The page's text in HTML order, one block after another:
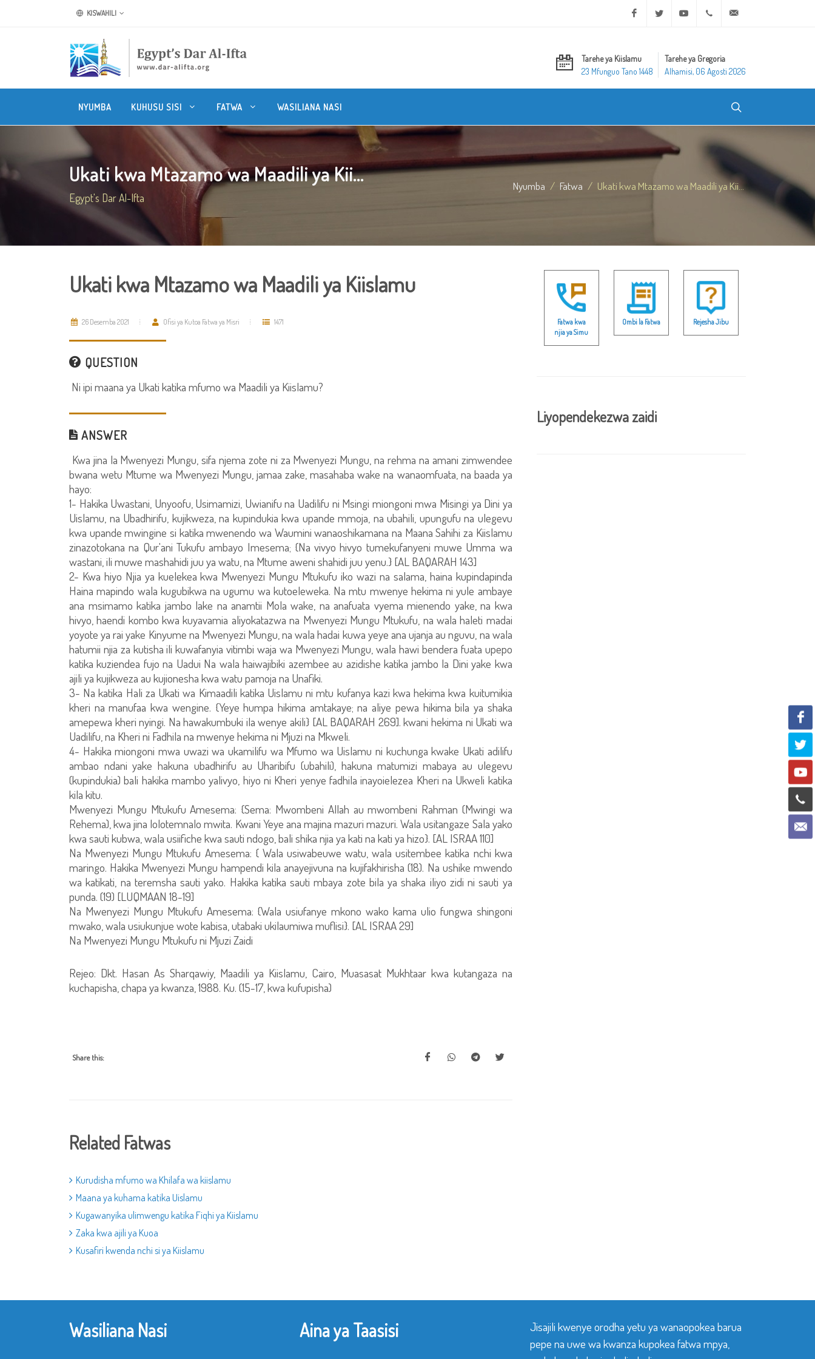
KISWAHILI Facebook Twitter Youtube +20 2 25970400
Tarehe ya Kiislamu
23 Mfunguo Tano 1448
Tarehe ya Gregoria
Alhamisi, 06 Agosti 2026
NYUMBA KUHUSU SISI FATWA WASILIANA NASI
Ukati kwa Mtazamo wa Maadili ya Kii...
Egypt's Dar Al-Ifta
Nyumba Fatwa Ukati kwa Mtazamo wa Maadili ya Kii...
Ukati kwa Mtazamo wa Maadili ya Kiislamu
26 Desemba 2021 Ofisi ya Kutoa Fatwa ya Misri 1471
QUESTION
Ni ipi maana ya Ukati katika mfumo wa Maadili ya Kiislamu?
ANSWER
Kwa jina la Mwenyezi Mungu, sifa njema zote ni za Mwenyezi Mungu, na rehma na amani zimwendee
bwana wetu Mtume wa Mwenyezi Mungu, jamaa zake, masahaba wake na wanaomfuata, na baada ya
hayo:
1- Hakika Uwastani, Unyoofu, Usimamizi, Uwianifu na Uadilifu ni Msingi miongoni mwa Misingi ya Dini ya
Uislamu, na Ubadhirifu, kujikweza, na kupindukia kwa upande mmoja, na ubahili, upungufu na ulegevu
kwa upande mwingine si katika mwenendo wa Waumini wanaoshikamana na Maana Sahihi za Kiislamu
zinazotokana na Qur'ani Tukufu ambayo Imesema; {Na vivyo hivyo tumekufanyeni muwe Umma wa
wastani, ili muwe mashahidi juu ya watu, na Mtume aweni shahidi juu yenu.} [AL BAQARAH 143]
2- Kwa hiyo Njia ya kuelekea kwa Mwenyezi Mungu Mtukufu iko wazi na salama, haina kupindapinda
Haina mapindo wala kugubikwa na ugumu wa kutoeleweka. Na mtu mwenye hekima ni yule ambaye
ana msimamo katika jambo lake na anamtii Mola wake, na anafuata vyema mienendo yake, na kwa
hivyo, haendi kombo kwa kuyavamia aliyokatazwa na Mwenyezi Mungu Mtukufu, na wala haleti madai
yoyote ya rai yake Kinyume na Mwenyezi Mungu, na wala hadai kuwa yeye ana ujanja au nguvu, na wala
hatumii njia za kutisha ili kuwafanyia vitimbi waja wa Mwenyezi Mungu, wala hawi bendera fuata upepo
katika kuziendea fujo na Uadui Na wala haiwajibiki azembee au azidishe katika jambo la Dini yake kwa
ajili ya kujikweza au kujionesha kwa watu pamoja na Unafiki.
3- Na katika Hali za Ukati wa Kimaadili katika Uislamu ni mtu kufanya kazi kwa hekima kwa kuitumikia
kheri na manufaa kwa wengine. {Yeye humpa hikima amtakaye; na aliye pewa hikima bila ya shaka
amepewa kheri nyingi. Na hawakumbuki ila wenye akili} [AL BAQARAH 269]. kwani hekima ni Ukati wa
Uadilifu, na Kheri ni Fadhila na mwenye hekima ni Mjuzi na Mkweli.
4- Hakika miongoni mwa uwazi wa ukamilifu wa Mfumo wa Uislamu ni kuchunga kwake Ukati adilifu
ambao ndani yake hakuna ubadhirifu au Uharibifu (ubahili), hakuna matumizi mabaya au ulegevu
(kupindukia) bali hakika mambo yalivyo, hiyo ni Kheri yenye fadhila inayoielezea Kheri na Ukweli katika
kila kitu.
Mwenyezi Mungu Mtukufu Amesema: {Sema: Mwombeni Allah au mwombeni Rahman (Mwingi wa
Rehema), kwa jina lolotemnalo mwita. Kwani Yeye ana majina mazuri mazuri. Wala usitangaze Sala yako
kwa sauti kubwa, wala usiifiche kwa sauti ndogo, bali shika njia ya kati na kati ya hizo}. [AL ISRAA 110]
Na Mwenyezi Mungu Mtukufu Amesema: { Wala usiwabeuwe watu, wala usitembee katika nchi kwa
maringo. Hakika Mwenyezi Mungu hampendi kila anayejivuna na kujifakhirisha (18). Na ushike mwendo
wa katikati, na teremsha sauti yako. Hakika katika sauti mbaya zote bila ya shaka iliyo zidi ni sauti ya
punda. (19) [LUQMAAN 18-19]
Na Mwenyezi Mungu Mtukufu Amesema: {Wala usiufanye mkono wako kama ulio fungwa shingoni
mwako, wala usiukunjue wote kabisa, utabaki ukilaumiwa muflisi}. [AL ISRAA 29]
Na Mwenyezi Mungu Mtukufu ni Mjuzi Zaidi
Rejeo: Dkt. Hasan As Sharqawiy, Maadili ya Kiislamu, Cairo, Muasasat Mukhtaar kwa kutangaza na
kuchapisha, chapa ya kwanza, 1988. Ku. (15-17, kwa kufupisha)
Share this:
Related Fatwas
Kurudisha mfumo wa Khilafa wa kiislamu
Maana ya kuhama katika Uislamu
Kugawanyika ulimwengu katika Fiqhi ya Kiislamu
Zaka kwa ajili ya Kuoa
Kusafiri kwenda nchi si ya Kiislamu
Fatwa kwa
njia ya Simu
Ombi la Fatwa Rejesha Jibu
Liyopendekezwa zaidi
Wasiliana Nasi Aina ya Taasisi
Jisajili kwenye orodha yetu ya wanaopokea barua
pepe na uwe wa kwanza kupokea fatwa mpya,